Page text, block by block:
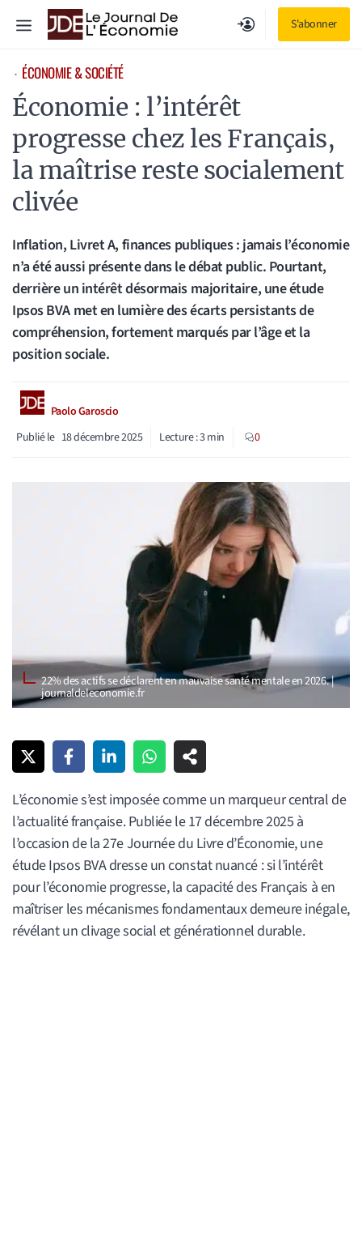
S'abonner
Menu
⋅ ÉCONOMIE & SOCIÉTÉ
Économie : l’intérêt
progresse chez les Français,
la maîtrise reste socialement
clivée
Inflation, Livret A, finances publiques : jamais l’économie
n’a été aussi présente dans le débat public. Pourtant,
derrière un intérêt désormais majoritaire, une étude
Ipsos BVA met en lumière des écarts persistants de
compréhension, fortement marqués par l’âge et la
position sociale.
Paolo Garoscio
Publié le 18 décembre 2025 Lecture :3min 0
22% des actifs se déclarent en mauvaise santé mentale en 2026. |
journaldeleconomie.fr
L’économie s’est imposée comme un marqueur central de
l’actualité française. Publiée le 17 décembre 2025 à
l’occasion de la 27e Journée du Livre d’Économie, une
étude Ipsos BVA dresse un constat nuancé : si l’intérêt
pour l’économie progresse, la capacité des Français à en
maîtriser les mécanismes fondamentaux demeure inégale,
révélant un clivage social et générationnel durable.